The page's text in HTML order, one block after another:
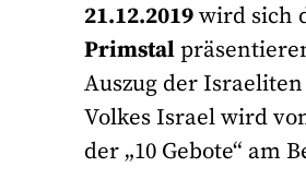
21.12.2019wird sich
Primstal
Auszug der
Volkes Israel wird
der „10 Gebote“ am